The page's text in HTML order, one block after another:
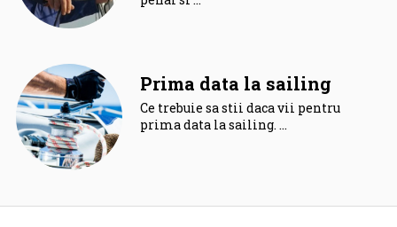
Prima data la sailing
Ce trebuie sa stii daca vii pentru
prima data la sailing. …